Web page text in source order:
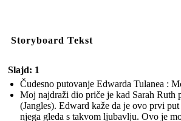
Storyboard Tekst
Slajd: 1
Čudesno putovanje Edwarda Tulanea :
Moj najdraži dio priče je kad Sarah Ruth
(Jangles). Edward kaže da je ovo prvi put
njega gleda s takvom ljubavlju. Ovo je